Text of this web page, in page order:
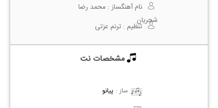
نام آهنگساز : محمد رضا
شجریان
تنظیم : ترنم عزتی
مشخصات نت
ساز : پیانو